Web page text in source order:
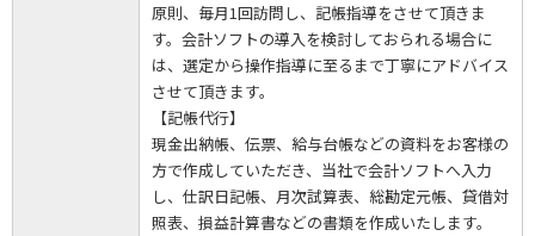
原則、毎月1回訪問し、記帳指導をさせて頂きま
す。会計ソフトの導入を検討しておられる場合に
は、選定から操作指導に至るまで丁寧にアドバイス
させて頂きます。
【記帳代行】
現金出納帳、伝票、給与台帳などの資料をお客様の
方で作成していただき、当社で会計ソフトへ入力
し、仕訳日記帳、月次試算表、総勘定元帳、貸借対
照表、損益計算書などの書類を作成いたします。